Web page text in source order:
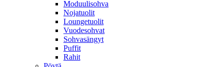
Moduulisohva
Nojatuolit
Loungetuolit
Vuodesohvat
Sohvasängyt
Puffit
Rahit